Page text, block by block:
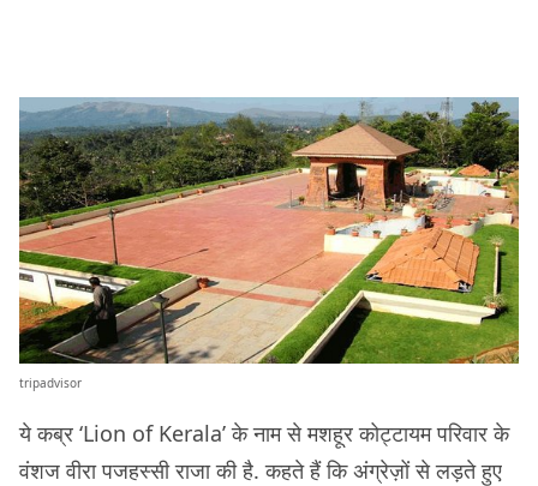
tripadvisor
ये कब्र ‘Lion of Kerala’ के नाम से मशहूर कोट्टायम परिवार के
वंशज वीरा पजहस्सी राजा की है. कहते हैं कि अंग्रेज़ों से लड़ते हुए